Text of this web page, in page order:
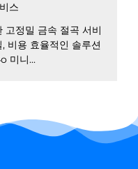
스
정밀 금속 절곡 서비
비용 효율적인 솔루션
미니...